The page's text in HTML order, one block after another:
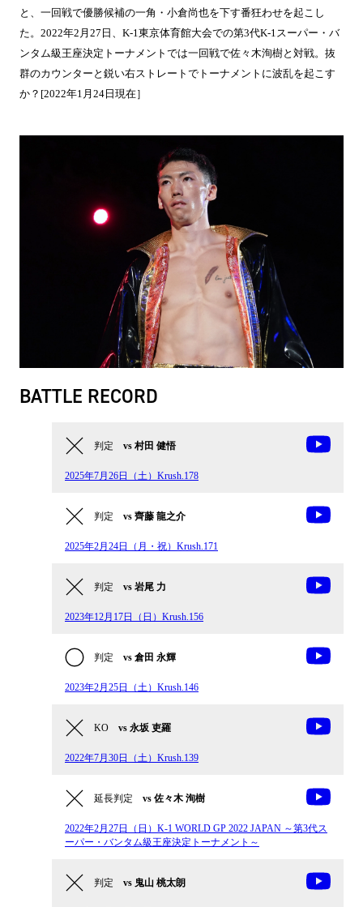
と、一回戦で優勝候補の一角・小倉尚也を下す番狂わせを起こし
た。2022年2月27日、K-1東京体育館大会での第3代K-1スーパー・バ
ンタム級王座決定トーナメントでは一回戦で佐々木洵樹と対戦。抜
群のカウンターと鋭い右ストレートでトーナメントに波乱を起こす
か？[2022年1月24日現在］
BATTLE RECORD
判定 vs 村田 健悟
2025年7月26日（土）Krush.178
判定 vs 齊藤 龍之介
2025年2月24日（月・祝）Krush.171
判定 vs 岩尾 力
2023年12月17日（日）Krush.156
判定 vs 倉田 永輝
2023年2月25日（土）Krush.146
KO vs 永坂 吏羅
2022年7月30日（土）Krush.139
延長判定 vs 佐々木 洵樹
2022年2月27日（日）K-1 WORLD GP 2022 JAPAN ～第3代ス
ーパー・バンタム級王座決定トーナメント～
判定 vs 鬼山 桃太朗